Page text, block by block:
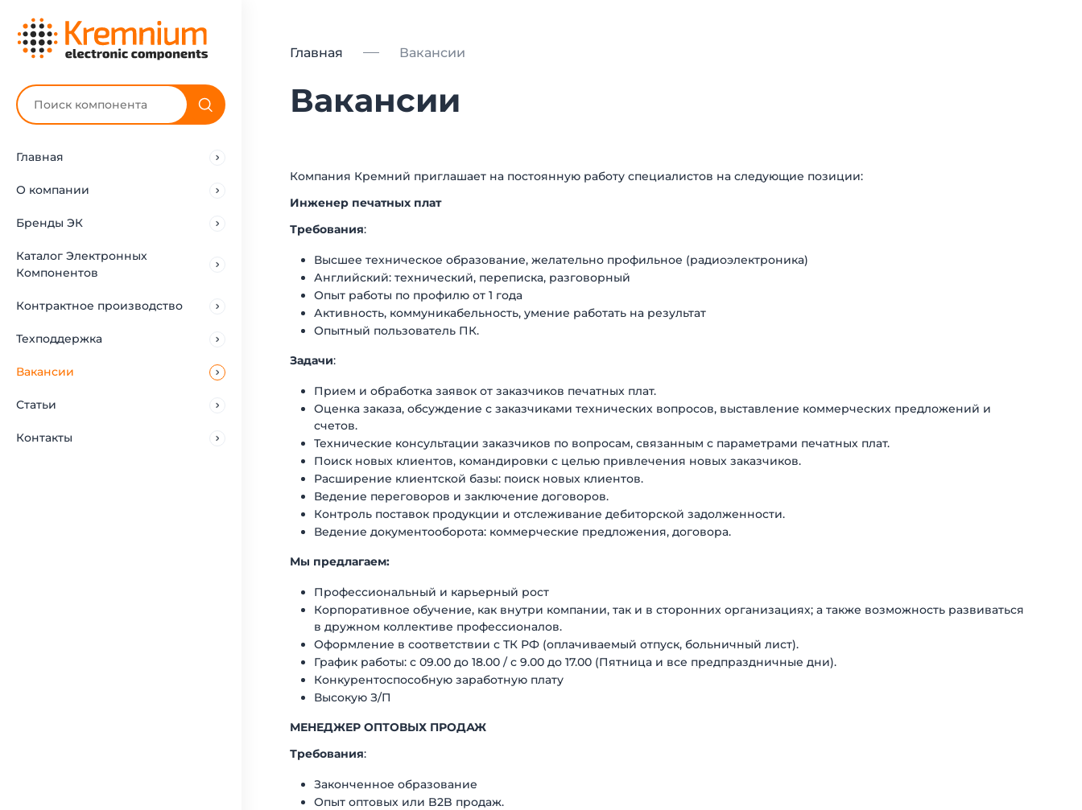
Главная
О компании
Бренды ЭК
Каталог Электронных
Компонентов
Контрактное производство
Техподдержка
Вакансии
Статьи
Контакты
Главная Вакансии
Вакансии
Компания Кремний приглашает на постоянную работу специалистов на следующие позиции:
Инженер печатных плат
Требования:
Высшее техническое образование, желательно профильное (радиоэлектроника)
Английский: технический, переписка, разговорный
Опыт работы по профилю от 1 года
Активность, коммуникабельность, умение работать на результат
Опытный пользователь ПК.
Задачи:
Прием и обработка заявок от заказчиков печатных плат.
Оценка заказа, обсуждение с заказчиками технических вопросов, выставление коммерческих предложений и
счетов.
Технические консультации заказчиков по вопросам, связанным с параметрами печатных плат.
Поиск новых клиентов, командировки с целью привлечения новых заказчиков.
Расширение клиентской базы: поиск новых клиентов.
Ведение переговоров и заключение договоров.
Контроль поставок продукции и отслеживание дебиторской задолженности.
Ведение документооборота: коммерческие предложения, договора.
Мы предлагаем:
Профессиональный и карьерный рост
Корпоративное обучение, как внутри компании, так и в сторонних организациях; а также возможность развиваться
в дружном коллективе профессионалов.
Оформление в соответствии с ТК РФ (оплачиваемый отпуск, больничный лист).
График работы: с 09.00 до 18.00 / с 9.00 до 17.00 (Пятница и все предпраздничные дни).
Конкурентоспособную заработную плату
Высокую З/П
МЕНЕДЖЕР ОПТОВЫХ ПРОДАЖ
Требования:
Законченное образование
Опыт оптовых или B2B продаж.